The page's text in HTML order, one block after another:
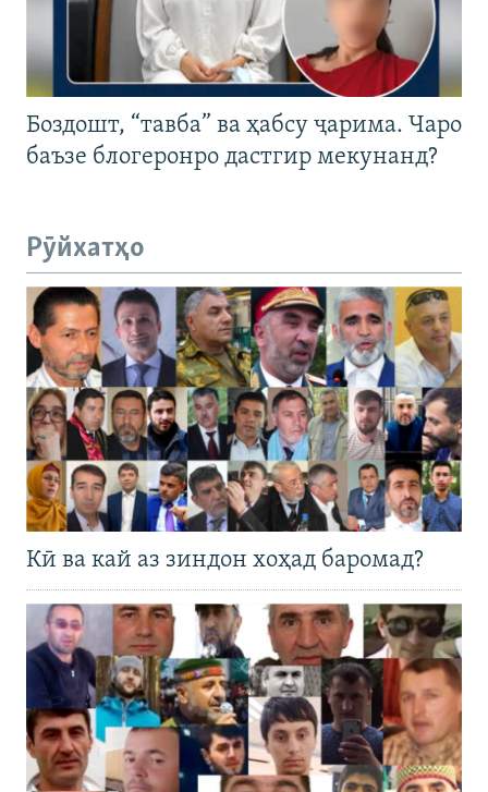
Боздошт, “тавба” ва ҳабсу ҷарима. Чаро
баъзе блогеронро дастгир мекунанд?
Рӯйхатҳо
Кӣ ва кай аз зиндон хоҳад баромад?